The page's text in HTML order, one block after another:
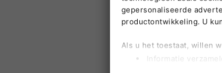
gepersonaliseerde
productontwikkeling. U
Als u het toestaat, willen
Informatie